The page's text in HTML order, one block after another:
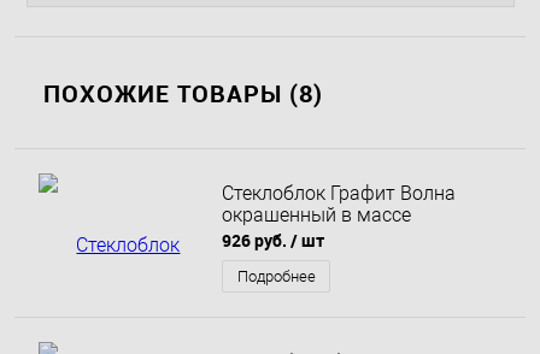
ПОХОЖИЕ ТОВАРЫ (8)
Стеклоблок Графит Волна
окрашенный в массе
926 руб. / шт
Подробнее